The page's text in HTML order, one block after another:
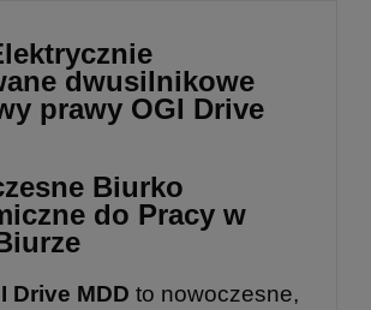
dwusilnikowe
prawy OGI Drive
Biurko
do Pracy w
Drive MDD to nowoczesne,